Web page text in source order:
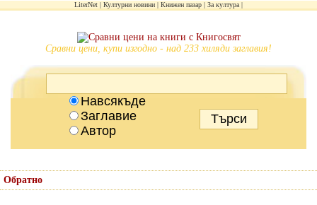
LiterNet Културни новини Книжен пазар За култура
Сравни цени, купи изгодно - над 233 хиляди заглавия!
Навсякъде
Заглавие
Автор
Обратно